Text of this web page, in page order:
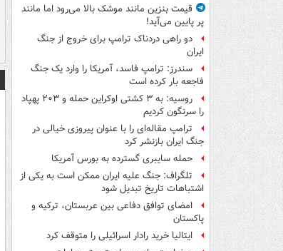
قیمت بنزین مانند موشک بالا می‌رود اما مانند
پر پایین می‌آید!
دو راهی دردناک ترامپ برای خروج از جنگ
ایران
سندرز: ترامپ فاسد، آمریکا را وارد یک جنگ
فاجعه بار کرده است
روسیه: به ۳ کشتی اوکراین حمله و ۲۰۳ پهپاد
را سرنگون کردیم
ترامپ مقاله‌ای را با عنوان پیروزی خیالی در
جنگ ایران بازنشر کرد
حمله سایبری گسترده به بورس آمریکا
تلگراف: جنگ علیه ایران ممکن است به یکی از
اشتباهات تاریخ تبدیل شود
امضای توافق دفاعی بین عربستان، ترکیه و
پاکستان
ایتالیا خرید رادار اسرائیلی را متوقف کرد